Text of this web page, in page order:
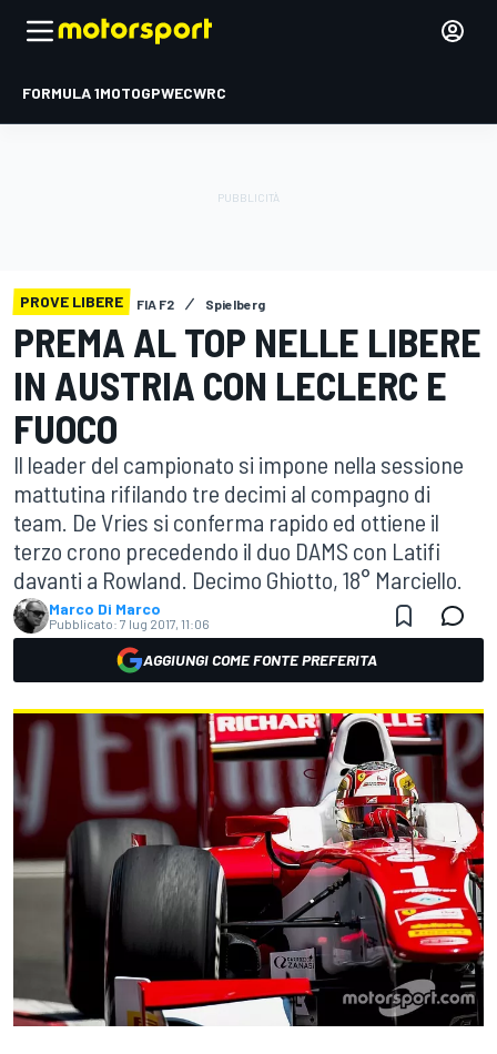
FORMULA 1MOTOGPWECWRC
PROVE LIBERE FIA F2 Spielberg
PREMA AL TOP NELLE LIBERE
IN AUSTRIA CON LECLERC E
FUOCO
Il leader del campionato si impone nella sessione
mattutina rifilando tre decimi al compagno di
team. De Vries si conferma rapido ed ottiene il
terzo crono precedendo il duo DAMS con Latifi
davanti a Rowland. Decimo Ghiotto, 18° Marciello.
Marco Di Marco
Pubblicato: 7 lug 2017, 11:06
AGGIUNGI COME FONTE PREFERITA